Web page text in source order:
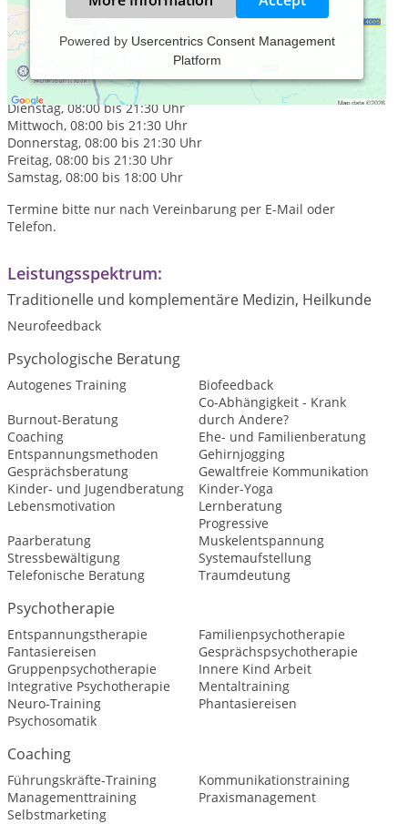
Powered by Usercentrics Consent Management
Platform
Praxiszeiten:
Montag, 08:00 bis 21:30 Uhr
Dienstag, 08:00 bis 21:30 Uhr
Mittwoch, 08:00 bis 21:30 Uhr
Donnerstag, 08:00 bis 21:30 Uhr
Freitag, 08:00 bis 21:30 Uhr
Samstag, 08:00 bis 18:00 Uhr
Termine bitte nur nach Vereinbarung per E-Mail oder
Telefon.
Leistungsspektrum:
Traditionelle und komplementäre Medizin, Heilkunde
Neurofeedback
Psychologische Beratung
Autogenes Training
Biofeedback
Burnout-Beratung
Co-Abhängigkeit - Krank
durch Andere?
Coaching
Ehe- und Familienberatung
Entspannungsmethoden
Gehirnjogging
Gesprächsberatung
Gewaltfreie Kommunikation
Kinder- und Jugendberatung
Kinder-Yoga
Lebensmotivation
Lernberatung
Paarberatung
Progressive
Muskelentspannung
Stressbewältigung
Systemaufstellung
Telefonische Beratung
Traumdeutung
Psychotherapie
Entspannungstherapie
Familienpsychotherapie
Fantasiereisen
Gesprächspsychotherapie
Gruppenpsychotherapie
Innere Kind Arbeit
Integrative Psychotherapie
Mentaltraining
Neuro-Training
Phantasiereisen
Psychosomatik
Coaching
Führungskräfte-Training
Kommunikationstraining
Managementtraining
Praxismanagement
Selbstmarketing